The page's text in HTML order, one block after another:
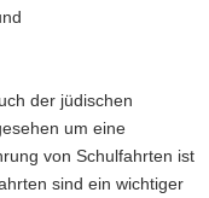
der jüdischen
um eine
von Schulfahrten ist
sind ein wichtiger